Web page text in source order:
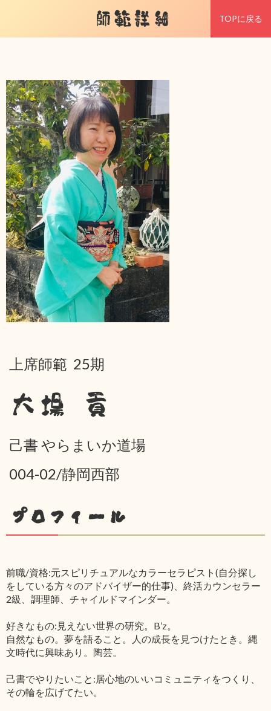
師範詳細 TOPに戻る
上席師範 25期
大場 貢
己書 やらまいか道場
004-02/静岡西部
プロフィール
前職/資格:元スピリチュアルなカラーセラピスト(自分探し
をしている方々のアドバイザー的仕事)、終活カウンセラー
2級、調理師、チャイルドマインダー。
好きなもの:見えない世界の研究。B’z。
自然なもの。夢を語ること。人の成長を見つけたとき。縄
文時代に興味あり。陶芸。
己書でやりたいこと:居心地のいいコミュニティをつくり、
その輪を広げてたい。